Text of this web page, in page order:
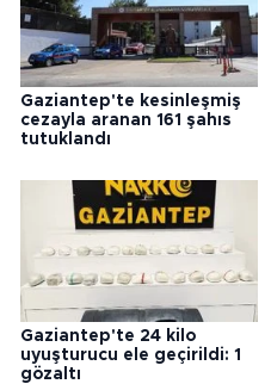
Gaziantep'te kesinleşmiş
cezayla aranan 161 şahıs
tutuklandı
Gaziantep'te 24 kilo
uyuşturucu ele geçirildi: 1
gözaltı